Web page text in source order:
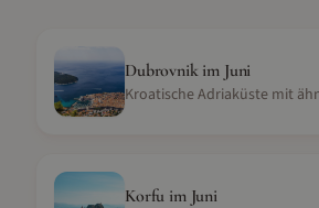
Dubrovnikim Juni
Korfu im Juni